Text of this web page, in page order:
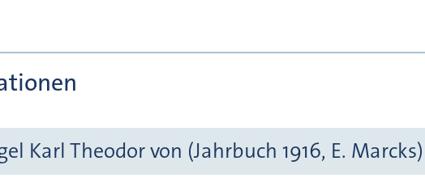
Karl Theodor von (Jahrbuch 1916, E. Marcks)